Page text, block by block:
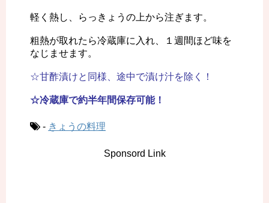
軽く熱し、らっきょうの上から注ぎます。
粗熱が取れたら冷蔵庫に入れ、１週間ほど味を
なじませます。
☆甘酢漬けと同様、途中で漬け汁を除く！
☆冷蔵庫で約半年間保存可能！
- きょうの料理
Sponsord Link